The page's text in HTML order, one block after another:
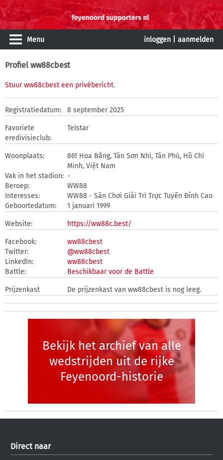
Menu inloggen aanmelden
Profiel ww88cbest
Stuur ww88cbest een privébericht.
Registratiedatum: 8 september 2025
Favoriete
eredivisieclub:
Telstar
Woonplaats:
861 Hoa Bằng, Tân Sơn Nhì, Tân Phú, Hồ Chí
Minh, Việt Nam
Vak in het stadion: -
Beroep:
WW88
Interesses:
WW88 - Sân Chơi Giải Trí Trực Tuyến Đỉnh Cao
Geboortedatum:
1 januari 1999
Website: https://ww88c.best/
Facebook:
ww88cbest
Twitter:
@ww88cbest
LinkedIn:
ww88cbest
Battle:
Beschikbaar voor de Battle
Prijzenkast De prijzenkast van ww88cbest is nog leeg.
Bekijk het archief van alle
wedstrijden uit de rijke
Feyenoord-historie
Direct naar